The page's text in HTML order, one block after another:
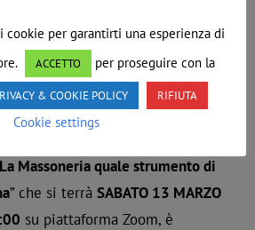
molte donne celebri
appartenute
COME PUBBLICO UDITORE
La Massoneria quale strumento di
” che si terrà SABATO 13 MARZO
su piattaforma Zoom, è
cookie per garantirti una esperienza di
ACCETTO
per proseguire con la
& COOKIE POLICY RIFIUTA
Cookie settings